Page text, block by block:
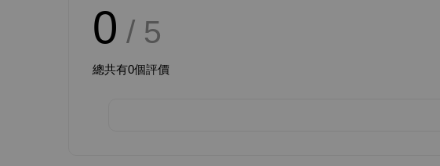
0 / 5
總共有0個評價